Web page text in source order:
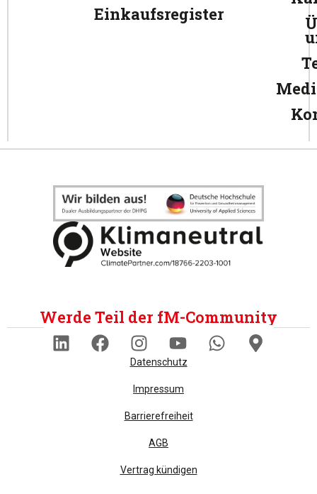
Einkaufsregister
Werde Teil der fM-Community
Datenschutz
Impressum
Barrierefreiheit
AGB
Vertrag kündigen